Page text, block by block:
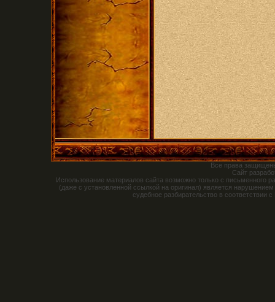
Все права
Сайт
Использование материалов сайта возможно только с письменного
(даже с установленной ссылкой на оригинал) является
судебное разбирательство в